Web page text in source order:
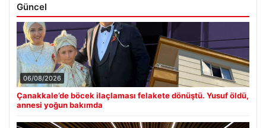
Güncel
06/08/2026
Çanakkale’de böcek ilaçlaması felakete dönüştü. Yusuf öldü,
annesi yoğun bakımda